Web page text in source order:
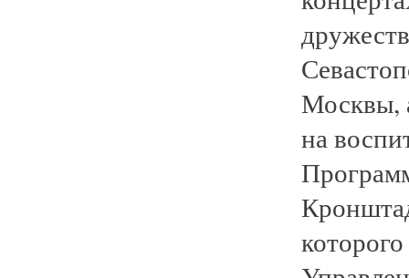
Москвы,
на